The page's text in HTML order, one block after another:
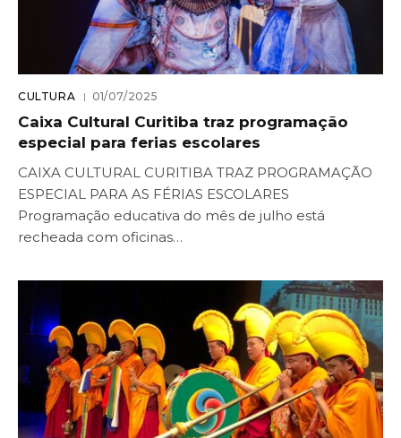
CULTURA 01/07/2025
Caixa Cultural Curitiba traz programação
especial para ferias escolares
CAIXA CULTURAL CURITIBA TRAZ PROGRAMAÇÃO
ESPECIAL PARA AS FÉRIAS ESCOLARES
Programação educativa do mês de julho está
recheada com oficinas…